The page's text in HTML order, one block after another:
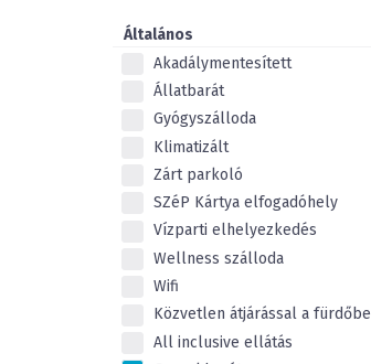
Általános
Akadálymentesített
Állatbarát
Gyógyszálloda
Klimatizált
Zárt parkoló
SZéP Kártya elfogadóhely
Vízparti elhelyezkedés
Wellness szálloda
Wifi
Közvetlen átjárással a fürdőbe
All inclusive ellátás